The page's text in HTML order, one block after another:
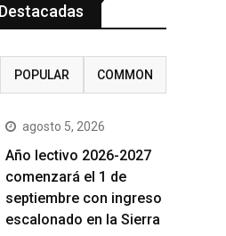
POPULAR COMMON
agosto 5, 2026
Año lectivo 2026-2027
comenzará el 1 de
septiembre con ingreso
escalonado en la Sierra